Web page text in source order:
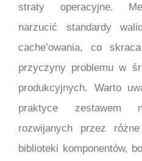
straty operacyjne.
narzucić standardy
cache’owania, co
przyczyny problemu w
produkcyjnych. Warto
praktyce zestawem
rozwijanych przez
biblioteki komponentów,